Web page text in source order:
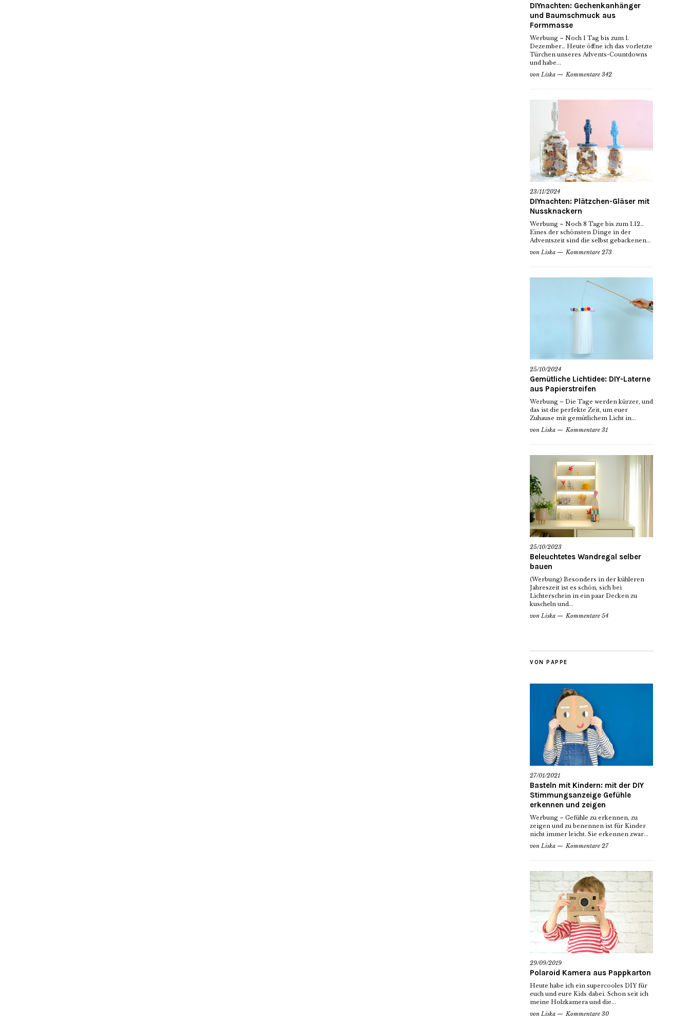
DIYnachten: Gechenkanhänger
und Baumschmuck aus
Formmasse
Werbung – Noch 1 Tag bis zum 1.
Dezember… Heute öffne ich das vorletzte
Türchen unseres Advents-Countdowns
und habe...
von Liska Kommentare 342
23/11/2024
DIYnachten: Plätzchen-Gläser mit
Nussknackern
Werbung – Noch 8 Tage bis zum 1.12…
Eines der schönsten Dinge in der
Adventszeit sind die selbst gebackenen...
von Liska Kommentare 273
25/10/2024
Gemütliche Lichtidee: DIY-Laterne
aus Papierstreifen
Werbung – Die Tage werden kürzer, und
das ist die perfekte Zeit, um euer
Zuhause mit gemütlichem Licht in...
von Liska Kommentare 31
25/10/2023
Beleuchtetes Wandregal selber
bauen
(Werbung) Besonders in der kühleren
Jahreszeit ist es schön, sich bei
Lichterschein in ein paar Decken zu
kuscheln und...
von Liska Kommentare 54
VON PAPPE
27/01/2021
Basteln mit Kindern: mit der DIY
Stimmungsanzeige Gefühle
erkennen und zeigen
Werbung – Gefühle zu erkennen, zu
zeigen und zu benennen ist für Kinder
nicht immer leicht. Sie erkennen zwar...
von Liska Kommentare 27
29/09/2019
Polaroid Kamera aus Pappkarton
Heute habe ich ein supercooles DIY für
euch und eure Kids dabei. Schon seit ich
meine Holzkamera und die...
von Liska Kommentare 30